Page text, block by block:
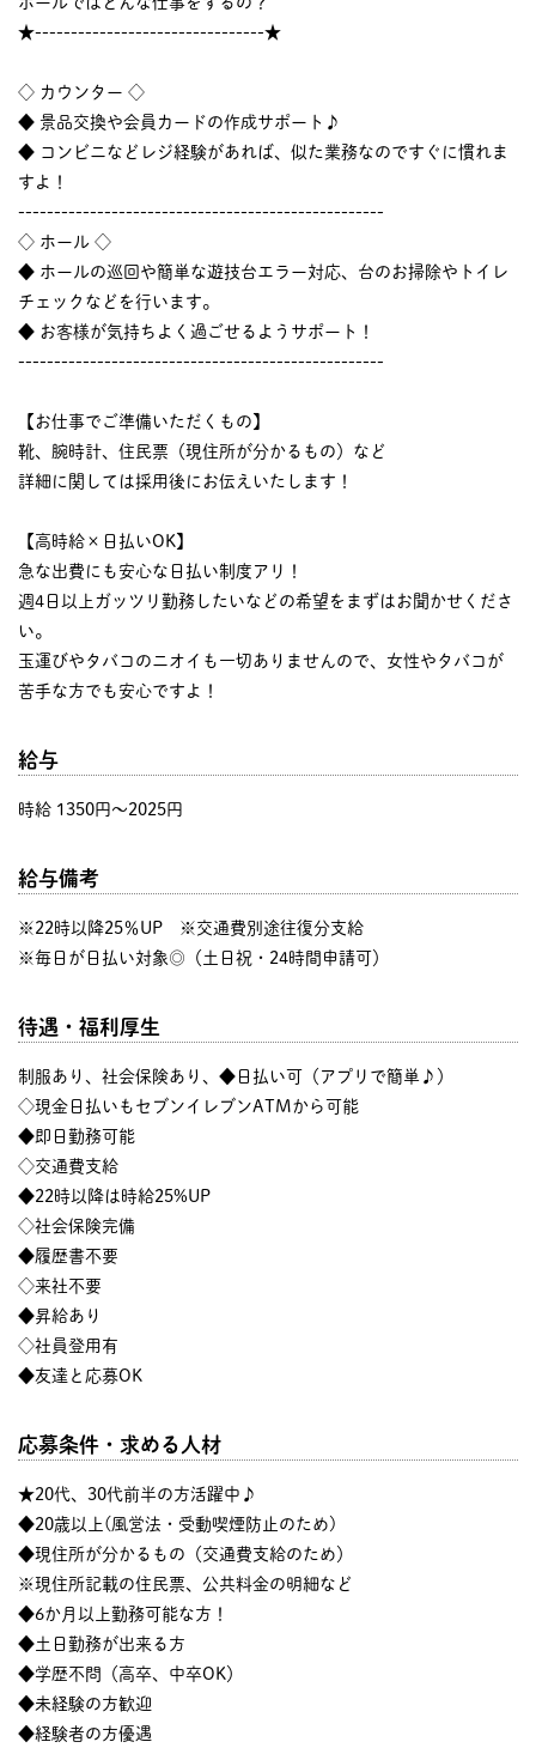
★--------------------------------★
◇ カウンター ◇
◆ 景品交換や会員カードの作成サポート♪
◆ コンビニなどレジ経験があれば、似た業務なのですぐに慣れま
すよ！
---------------------------------------------------
◇ ホール ◇
◆ ホールの巡回や簡単な遊技台エラー対応、台のお掃除やトイレ
チェックなどを行います。
◆ お客様が気持ちよく過ごせるようサポート！
---------------------------------------------------
【お仕事でご準備いただくもの】
靴、腕時計、住民票（現住所が分かるもの）など
詳細に関しては採用後にお伝えいたします！
【高時給×日払いOK】
急な出費にも安心な日払い制度アリ！
週4日以上ガッツリ勤務したいなどの希望をまずはお聞かせくださ
い。
玉運びやタバコのニオイも一切ありませんので、女性やタバコが
苦手な方でも安心ですよ！
給与
時給 1350円〜2025円
給与備考
※22時以降25％UP ※交通費別途往復分支給
※毎日が日払い対象◎（土日祝・24時間申請可）
待遇・福利厚生
制服あり、社会保険あり、◆日払い可（アプリで簡単♪）
◇現金日払いもセブンイレブンATMから可能
◆即日勤務可能
◇交通費支給
◆22時以降は時給25%UP
◇社会保険完備
◆履歴書不要
◇来社不要
◆昇給あり
◇社員登用有
◆友達と応募OK
応募条件・求める人材
★20代、30代前半の方活躍中♪
◆20歳以上(風営法・受動喫煙防止のため)
◆現住所が分かるもの（交通費支給のため）
※現住所記載の住民票、公共料金の明細など
◆6か月以上勤務可能な方！
◆土日勤務が出来る方
◆学歴不問（高卒、中卒OK）
◆未経験の方歓迎
◆経験者の方優遇